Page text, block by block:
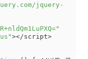
jquery-
></script>